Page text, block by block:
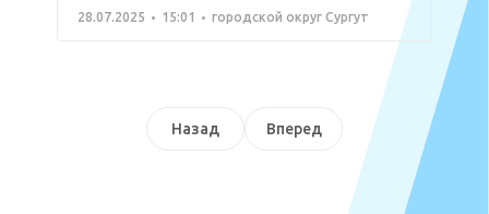
28.07.2025 15:01 городской округ Сургут
Назад Вперед